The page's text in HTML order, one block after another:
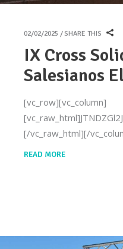
02/02/2025 SHARE THIS
IX Cross
Salesianos
[vc_row][vc_column]
[/vc_raw_html][/
READ MORE